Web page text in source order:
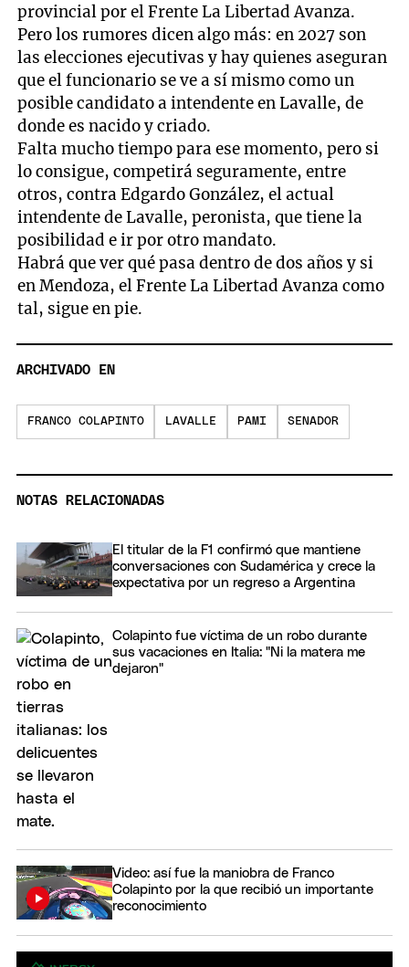
provincial por el Frente La Libertad Avanza.
Pero los rumores dicen algo más: en 2027 son
las elecciones ejecutivas y hay quienes aseguran
que el funcionario se ve a sí mismo como un
posible candidato a intendente en Lavalle, de
donde es nacido y criado.
Falta mucho tiempo para ese momento, pero si
lo consigue, competirá seguramente, entre
otros, contra Edgardo González, el actual
intendente de Lavalle, peronista, que tiene la
posibilidad e ir por otro mandato.
Habrá que ver qué pasa dentro de dos años y si
en Mendoza, el Frente La Libertad Avanza como
tal, sigue en pie.
ARCHIVADO EN
FRANCO COLAPINTO LAVALLE PAMI SENADOR
NOTAS RELACIONADAS
El titular de la F1 confirmó que mantiene
conversaciones con Sudamérica y crece la
expectativa por un regreso a Argentina
Colapinto fue víctima de un robo durante
sus vacaciones en Italia: "Ni la matera me
dejaron"
Video: así fue la maniobra de Franco
Colapinto por la que recibió un importante
reconocimiento